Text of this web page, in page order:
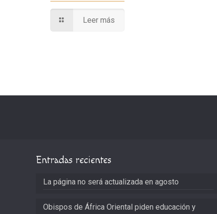
Leer más
Entradas recientes
La página no será actualizada en agosto
Obispos de África Oriental piden educación y